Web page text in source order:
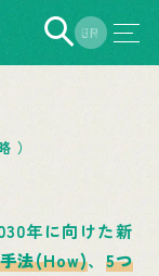
EN
JP
）
年に向けた新
法(How)、 5つ